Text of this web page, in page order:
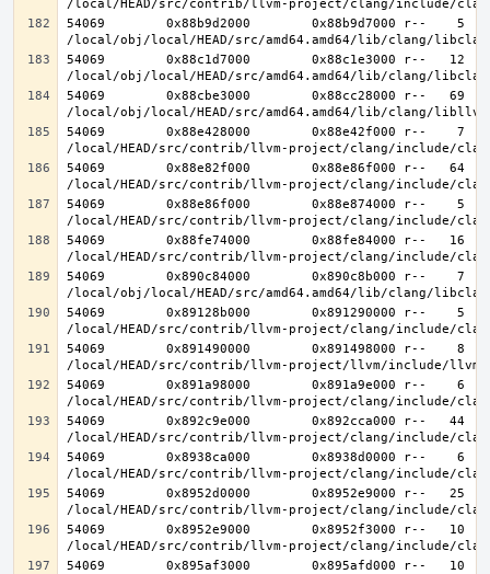
54069        0x88b9d2000        0x88b9d7000 r--    5
54069        0x88c1d7000        0x88c1e3000 r--   12
54069        0x88cbe3000        0x88cc28000 r--   69
54069        0x88e428000        0x88e42f000 r--    7
54069        0x88e82f000        0x88e86f000 r--   64
54069        0x88e86f000        0x88e874000 r--    5
54069        0x88fe74000        0x88fe84000 r--   16
54069        0x890c84000        0x890c8b000 r--    7
54069        0x89128b000        0x891290000 r--    5
54069        0x891490000        0x891498000 r--    8
54069        0x891a98000        0x891a9e000 r--    6
54069        0x892c9e000        0x892cca000 r--   44
54069        0x8938ca000        0x8938d0000 r--    6
54069        0x8952d0000        0x8952e9000 r--   25
54069        0x8952e9000        0x8952f3000 r--   10
54069        0x895af3000        0x895afd000 r--   10